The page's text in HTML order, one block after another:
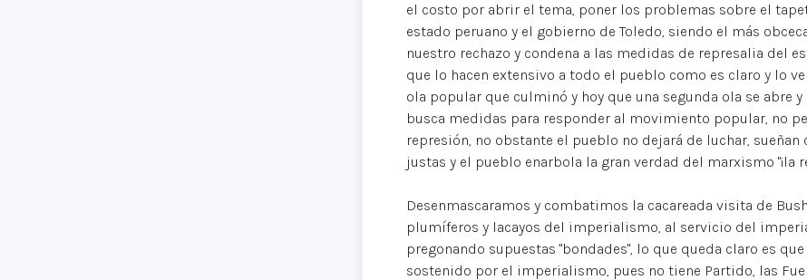
el costo por abrir el tema, poner los problemas sobre el
estado peruano y el gobierno de Toledo, siendo el más
nuestro rechazo y condena a las medidas de represalia del
que lo hacen extensivo a todo el pueblo como es claro y lo
ola popular que culminó y hoy que una segunda ola se abre
busca medidas para responder al movimiento popular, no
represión, no obstante el pueblo no dejará de luchar,
justas y el pueblo enarbola la gran verdad del marxismo "¡la
Desenmascaramos y combatimos la cacareada visita de
plumíferos y lacayos del imperialismo, al servicio del
pregonando supuestas "bondades", lo que queda claro es
sostenido por el imperialismo, pues no tiene Partido, las